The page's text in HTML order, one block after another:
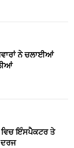
ਨੇ ਚਲਾਈਆਂ
ਵਿਚ ਇੰਸਪੈਕਟਰ ਤੇ